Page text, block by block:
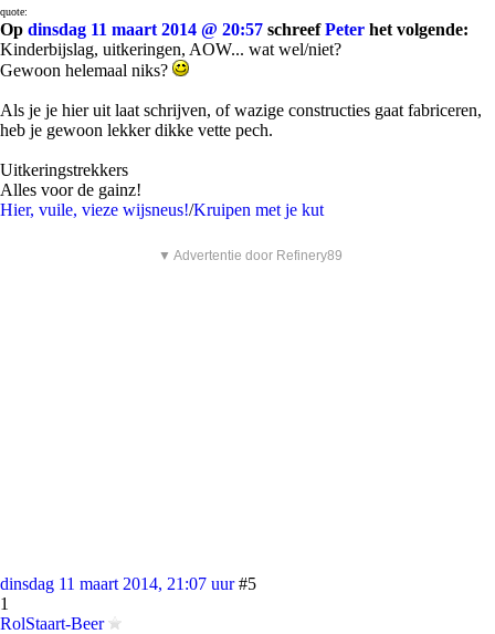
quote:
Op dinsdag 11 maart 2014 @ 20:57 schreefPeter het volgende:
Kinderbijslag, uitkeringen, AOW... wat wel/niet?
Gewoon helemaal niks?
Als je je hier uit laat schrijven, of wazige constructies gaat fabriceren,
heb je gewoon lekker dikke vette pech.
Uitkeringstrekkers
Alles voor de gainz!
Hier, vuile, vieze wijsneus!/Kruipen met je kut
▼ Advertentie door Refinery89
dinsdag 11 maart 2014, 21:07 uur #5
1
RolStaart-Beer